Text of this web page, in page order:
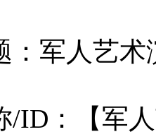
：军人艺
/ID：【军